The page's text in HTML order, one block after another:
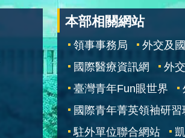
本部相關網站
領事事務局
外交及
國際醫療資訊網
外
臺灣青年Fun眼世界
國際青年菁英領袖研習
駐外單位聯合網站